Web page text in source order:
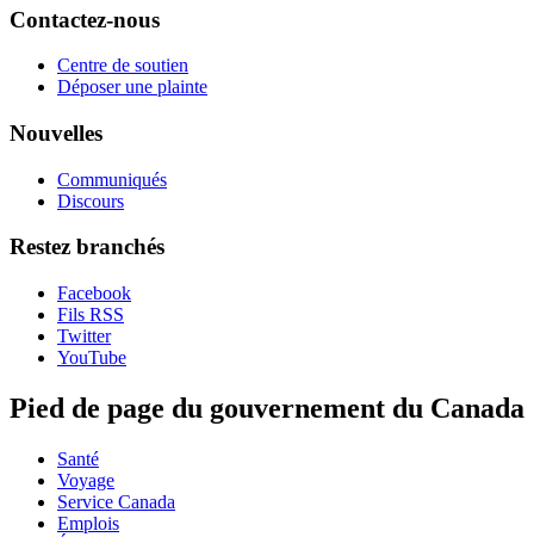
Contactez-nous
Centre de soutien
Déposer une plainte
Nouvelles
Communiqués
Discours
Restez branchés
Facebook
Fils RSS
Twitter
YouTube
Pied de page du gouvernement du Canada
Santé
Voyage
Service Canada
Emplois